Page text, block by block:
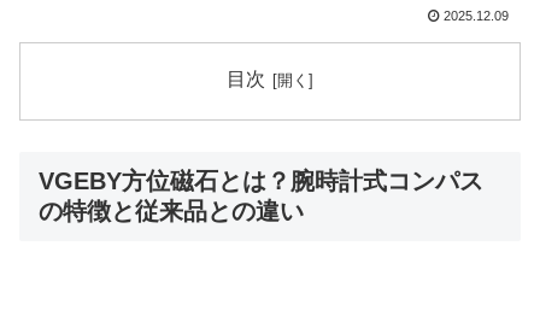
2025.12.09
目次
VGEBY方位磁石とは？腕時計式コンパス
の特徴と従来品との違い